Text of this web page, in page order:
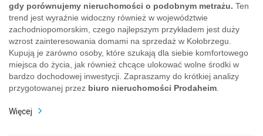
gdy porównujemy nieruchomości o podobnym metrażu. Ten
trend jest wyraźnie widoczny również w województwie
zachodniopomorskim, czego najlepszym przykładem jest duży
wzrost zainteresowania domami na sprzedaż w Kołobrzegu.
Kupują je zarówno osoby, które szukają dla siebie komfortowego
miejsca do życia, jak również chcące ulokować wolne środki w
bardzo dochodowej inwestycji. Zapraszamy do krótkiej analizy
przygotowanej przez biuro nieruchomości Prodaheim
Więcej